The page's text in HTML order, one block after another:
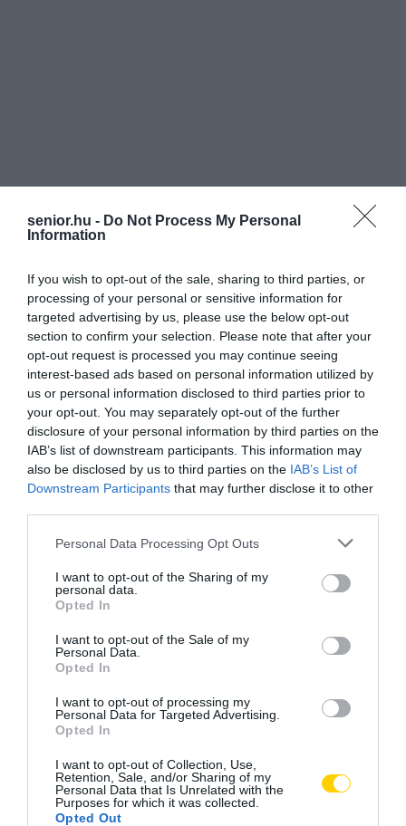
senior.hu - Do Not Process My Personal
Information
If you wish to opt-out of the sale, sharing to third parties, or
processing of your personal or sensitive information for
targeted advertising by us, please use the below opt-out
section to confirm your selection. Please note that after your
opt-out request is processed you may continue seeing
interest-based ads based on personal information utilized by
us or personal information disclosed to third parties prior to
your opt-out. You may separately opt-out of the further
disclosure of your personal information by third parties on the
IAB’s list of downstream participants. This information may
also be disclosed by us to third parties on the IAB’s List of
Downstream Participants that may further disclose it to other
Please note that this website/app uses one or more Google
not limited to your visit or usage behaviour. You may click to
grant or deny consent to Google and its third-party tags to
use your data for below specified purposes in below Google
consent section.
Personal Data Processing Opt Outs
I want to opt-out of the Sharing of my
personal data.
Opted In
I want to opt-out of the Sale of my
Personal Data.
Opted In
I want to opt-out of processing my
Personal Data for Targeted Advertising.
Opted In
I want to opt-out of Collection, Use,
Retention, Sale, and/or Sharing of my
Personal Data that Is Unrelated with the
Purposes for which it was collected.
Opted Out